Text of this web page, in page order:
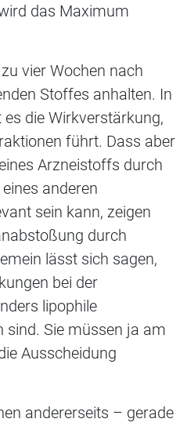
das Maximum
vier Wochen nach
Stoffes anhalten. In
die Wirkverstärkung,
führt. Dass aber
Arzneistoffs durch
anderen
sein kann, zeigen
durch
lässt sich sagen,
bei der
lipophile
Sie müssen ja am
Ausscheidung
andererseits – gerade